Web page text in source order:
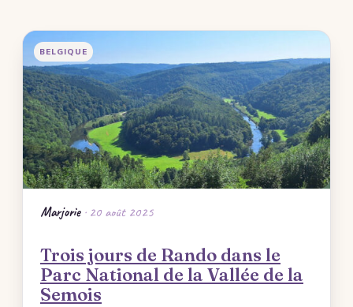
Mon Portfolio
Mes photos
Forêt de Marchiennes – Portfolio
Ville de Tournai – Belgique – Portfolio
Terre de Mineurs – Portfolio
Les Ardennes Belges – Coup de Cœur –
Les Monts des Flandres – Idée Rando –
Portfolio
BELGIQUE
Marjorie· 20 août 2025
Trois jours de Rando dans le
Parc National de la Vallée de la
Semois